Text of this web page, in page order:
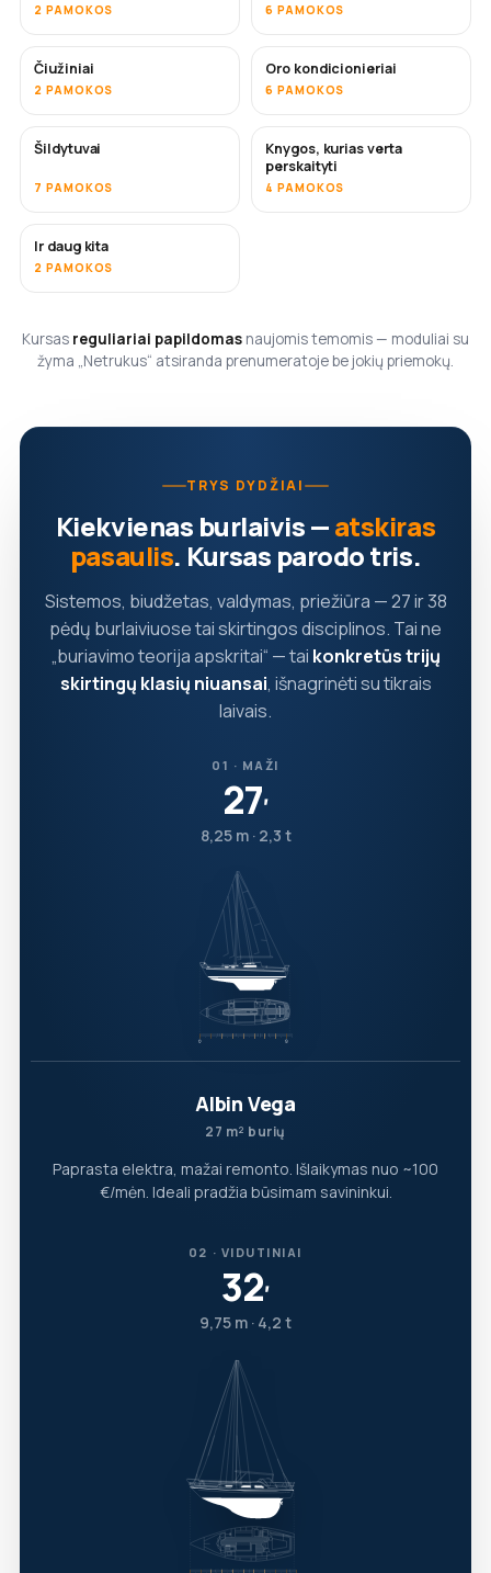
2 PAMOKOS 6 PAMOKOS
Čiužiniai
2 PAMOKOS
NETRUKUS
Oro kondicionieriai
6 PAMOKOS
NETRUKUS
Šildytuvai
7 PAMOKOS
NETRUKUS
Knygos, kurias verta
perskaityti
4 PAMOKOS
NETRUKUS
Ir daug kita
2 PAMOKOS
Kursas reguliariai papildomas naujomis temomis — moduliai su
žyma „Netrukus“ atsiranda prenumeratoje be jokių priemokų.
TRYS DYDŽIAI
Kiekvienas burlaivis —atskiras
pasaulis. Kursas parodo tris.
Sistemos, biudžetas, valdymas, priežiūra — 27 ir 38
pėdų burlaiviuose tai skirtingos disciplinos. Tai ne
„buriavimo teorija apskritai“ — tai konkretūs trijų
skirtingų klasių niuansai, išnagrinėti su tikrais
laivais.
01 · MAŽI
27′
8,25 m · 2,3 t
Albin Vega
27 m² burių
Paprasta elektra, mažai remonto. Išlaikymas nuo ~100
€/mėn. Ideali pradžia būsimam savininkui.
02 · VIDUTINIAI
32′
9,75 m · 4,2 t